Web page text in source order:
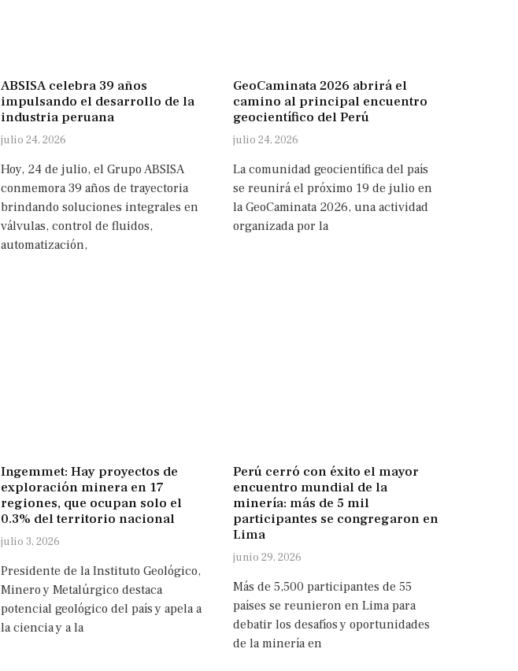
ABSISA celebra 39 años
impulsando el desarrollo de la
industria peruana
julio 24, 2026
Hoy, 24 de julio, el Grupo ABSISA
conmemora 39 años de trayectoria
brindando soluciones integrales en
válvulas, control de fluidos,
automatización,
GeoCaminata 2026 abrirá el
camino al principal encuentro
geocientífico del Perú
julio 24, 2026
La comunidad geocientífica del país
se reunirá el próximo 19 de julio en
la GeoCaminata 2026, una actividad
organizada por la
Ingemmet: Hay proyectos de
exploración minera en 17
regiones, que ocupan solo el
0.3% del territorio nacional
julio 3, 2026
Presidente de la Instituto Geológico,
Minero y Metalúrgico destaca
potencial geológico del país y apela a
la ciencia y a la
Perú cerró con éxito el mayor
encuentro mundial de la
minería: más de 5 mil
participantes se congregaron en
Lima
junio 29, 2026
Más de 5,500 participantes de 55
países se reunieron en Lima para
debatir los desafíos y oportunidades
de la minería en